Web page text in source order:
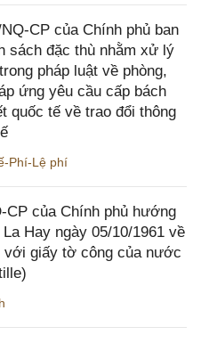
CP của Chính phủ ban
sách đặc thù nhằm xử lý
pháp luật về phòng,
ứng yêu cầu cấp bách
quốc tế về trao đổi thông
Phí-Lệ phí
CP của Chính phủ hướng
Hay ngày 05/10/1961 về
với giấy tờ công của nước